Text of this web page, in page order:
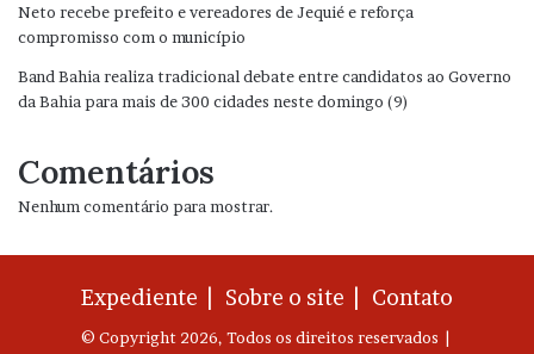
Neto recebe prefeito e vereadores de Jequié e reforça
compromisso com o município
Band Bahia realiza tradicional debate entre candidatos ao Governo
da Bahia para mais de 300 cidades neste domingo (9)
Comentários
Nenhum comentário para mostrar.
Expediente | Sobre o site | Contato
© Copyright 2026, Todos os direitos reservados |